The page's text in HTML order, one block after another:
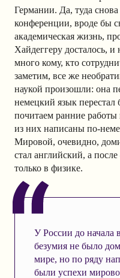
Германии. Да, туда
конференции, вроде бы
академическая жизнь,
Хайдеггеру досталось, и
много кому, кто
заметим, все же
наукой произошли: она
немецкий язык
почитаем ранние
из них написаны по-
Мировой, очевидно,
стал английский, а
только в физике.
У России до начала
безумия не было
мире, но по ряду
были успехи